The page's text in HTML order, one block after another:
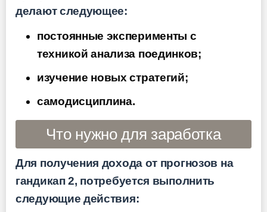
делают следующее:
постоянные эксперименты с
техникой анализа поединков;
изучение новых стратегий;
самодисциплина.
Что нужно для заработка
Для получения дохода от прогнозов на
гандикап 2, потребуется выполнить
следующие действия: